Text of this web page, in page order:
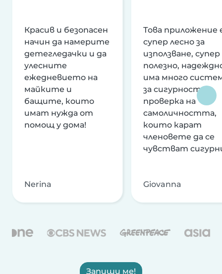
Красив и безопасен
начин да намерите
детегледачки и да
улесните
ежедневието на
майките и
бащите, които
имат нужда от
помощ у дома!
Nerina
Това приложение
супер лесно за
използване, супер
полезно,
има много
за сигурност и
проверка на
самоличността,
които карат
членовете да се
чувстват
Giovanna
Запиши ме!